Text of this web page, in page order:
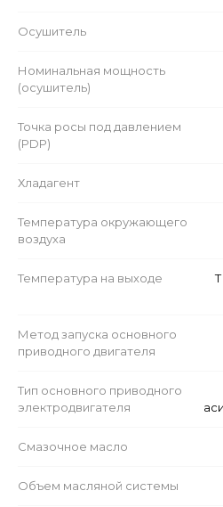
Осушитель
Номинальная мощность
(осушитель)
Точка росы под давлением
(PDP)
Хладагент
Температура окружающего
воздуха
Температура на выходе
Метод запуска основного
приводного двигателя
Тип основного приводного
электродвигателя
Смазочное масло
Объем масляной системы